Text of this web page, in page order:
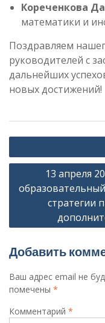
Кореченкова
математики и
Поздравляем
руководителей с
дальнейших
новых достижений!
Навигация
по
записям13 апреля
стратегии
Добавить
Ваш адрес email не
помечены *
Комментарий *